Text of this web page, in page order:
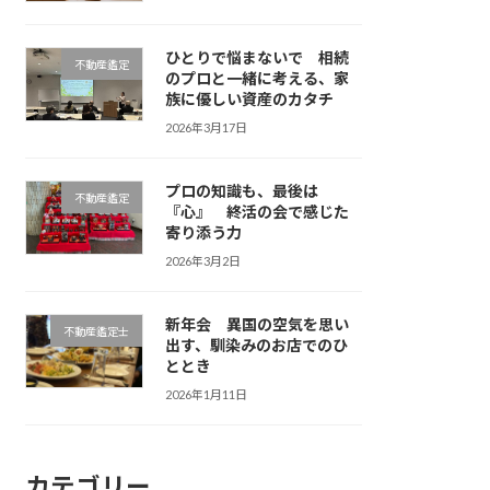
不動産鑑定
ひとりで悩まないで 相続
のプロと一緒に考える、家
族に優しい資産のカタチ
2026年3月17日
不動産鑑定
プロの知識も、最後は
『心』 終活の会で感じた
寄り添う力
2026年3月2日
不動産鑑定士
新年会 異国の空気を思い
出す、馴染みのお店でのひ
ととき
2026年1月11日